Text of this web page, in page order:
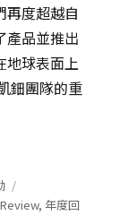
再度超越自
產品並推出
地球表面上
鈿團隊的重
偉大航道”
, 年度回